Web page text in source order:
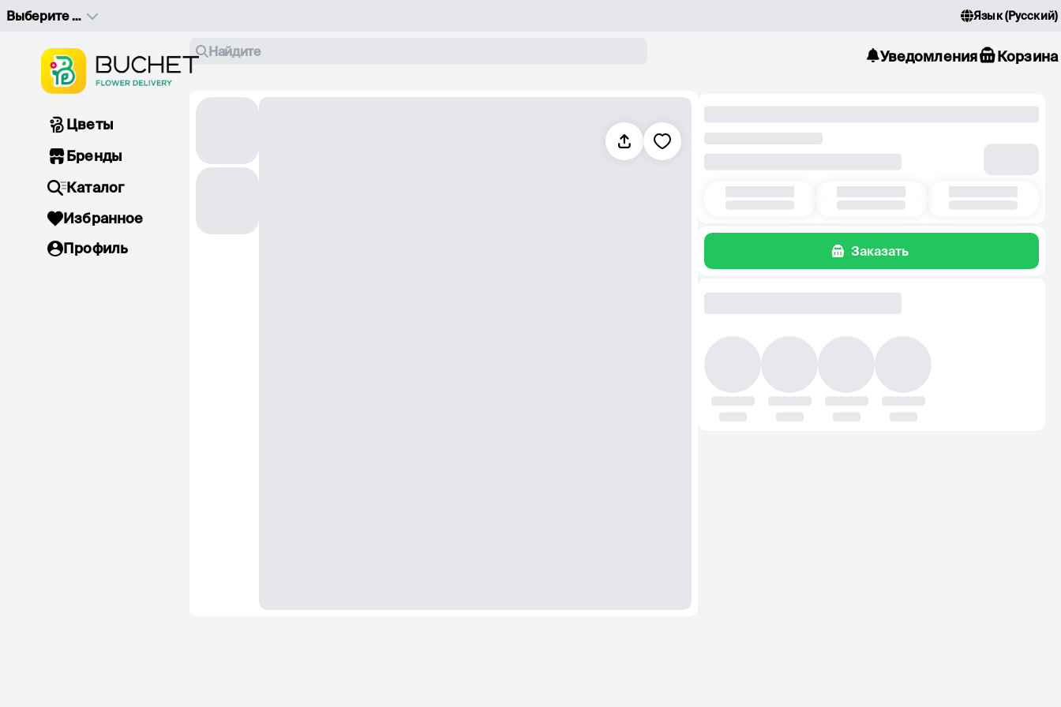
Выберите адрес доставки Язык(Русский)
Найдите Уведомления Корзина
Цветы
Бренды
Каталог
Избранное
Профиль
Заказать